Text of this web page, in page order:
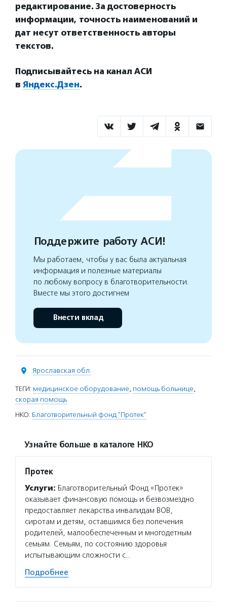
редактирование. За достоверность
информации, точность наименований и
дат несут ответственность авторы
текстов.
Подписывайтесь на канал АСИ
в Яндекс.Дзен.
Поддержите работу АСИ!
Мы работаем, чтобы у вас была актуальная
информация и полезные материалы
по любому вопросу в благотворительности.
Вместе мы этого достигнем
Внести вклад
Ярославская обл.
ТЕГИ: медицинское оборудование, помощь больнице,
скорая помощь
НКО: Благотворительный фонд "Протек"
Узнайте больше в каталоге НКО
Протек
Услуги: Благотворительный Фонд «Протек»
оказывает финансовую помощь и безвозмездно
предоставляет лекарства инвалидам ВОВ,
сиротам и детям, оставшимся без попечения
родителей, малообеспеченным и многодетным
семьям. Семьям, по состоянию здоровья
испытывающим сложности с…
Подробнее